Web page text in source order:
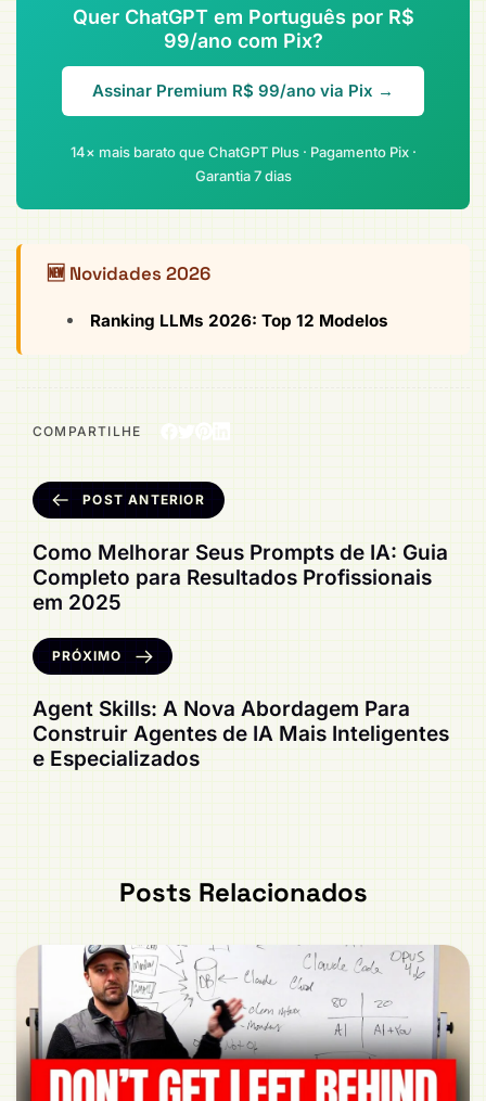
Quer ChatGPT em Português por R$
99/ano com Pix?
Assinar Premium R$ 99/ano via Pix →
14× mais barato que ChatGPT Plus · Pagamento Pix ·
Garantia 7 dias
🆕 Novidades 2026
Ranking LLMs 2026: Top 12 Modelos
COMPARTILHE
POST ANTERIOR
Como Melhorar Seus Prompts de IA: Guia
Completo para Resultados Profissionais
em 2025
PRÓXIMO
Agent Skills: A Nova Abordagem Para
Construir Agentes de IA Mais Inteligentes
e Especializados
Posts Relacionados